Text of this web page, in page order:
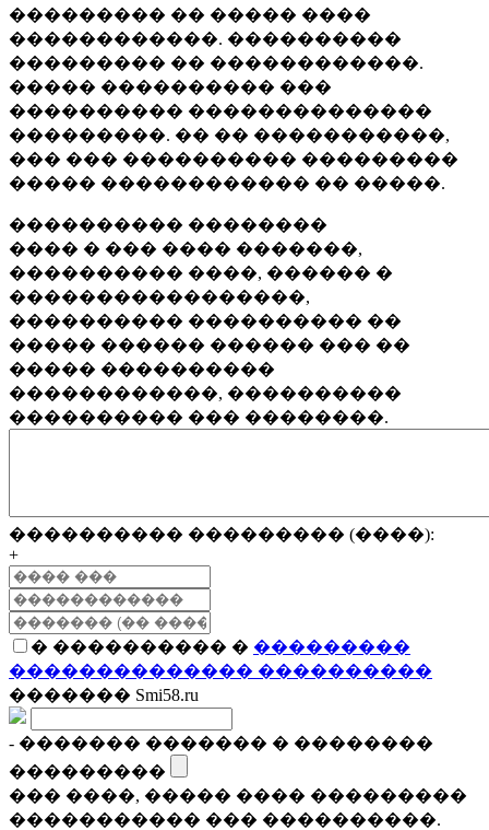
��������� �� ����� ����
������������. ����������
��������� �� ������������.
����� ���������� ���
���������� ��������������
���������. �� �� �����������,
��� ��� ���������� ���������
����� ������������ �� �����.
���������� ��������
���� � ��� ���� �������,
���������� ����, ������ �
�����������������,
���������� ���������� ��
����� ������ ������ ��� ��
����� ����������
������������, ����������
���������� ��� ��������.
���������� ��������� (����):
+
� ���������� � ���������
�������������� ����������
������� Smi58.ru
- ������� ������� � ��������
���������
��� ����, ����� ���� ���������
����������� ��� ����������.